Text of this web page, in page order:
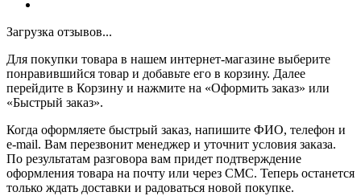
Загрузка отзывов...
Для покупки товара в нашем интернет-магазине выберите
понравившийся товар и добавьте его в корзину. Далее
перейдите в Корзину и нажмите на «Оформить заказ» или
«Быстрый заказ».
Когда оформляете быстрый заказ, напишите ФИО, телефон и
e-mail. Вам перезвонит менеджер и уточнит условия заказа.
По результатам разговора вам придет подтверждение
оформления товара на почту или через СМС. Теперь останется
только ждать доставки и радоваться новой покупке.